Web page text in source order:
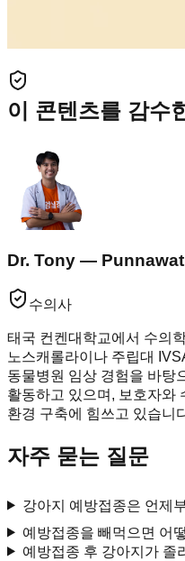
이 콘텐츠를 감수
Dr. Tony —
수의사
태국 컨켄대학교에서 수의
노스캐롤라이나 주립대
동물병원 임상 경험을 바탕
활동하고 있으며, 보호자와
환경 구축에 힘쓰고 있습니
자주 묻는 질문
강아지 예방접종은 언제
예방접종을 빼먹으면 어
예방접종 후 강아지가 졸